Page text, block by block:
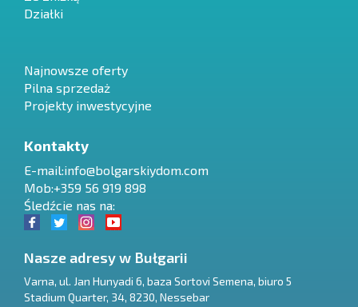
Działki
Najnowsze oferty
Pilna sprzedaż
Projekty inwestycyjne
Kontakty
E-mail:info@bolgarskiydom.com
Mob:+359 56 919 898
Śledźcie nas na:
Nasze adresy w Bułgarii
Varna, ul. Jan Hunyadi 6, baza Sortovi Semena, biuro 5
Stadium Quarter, 34, 8230, Nessebar